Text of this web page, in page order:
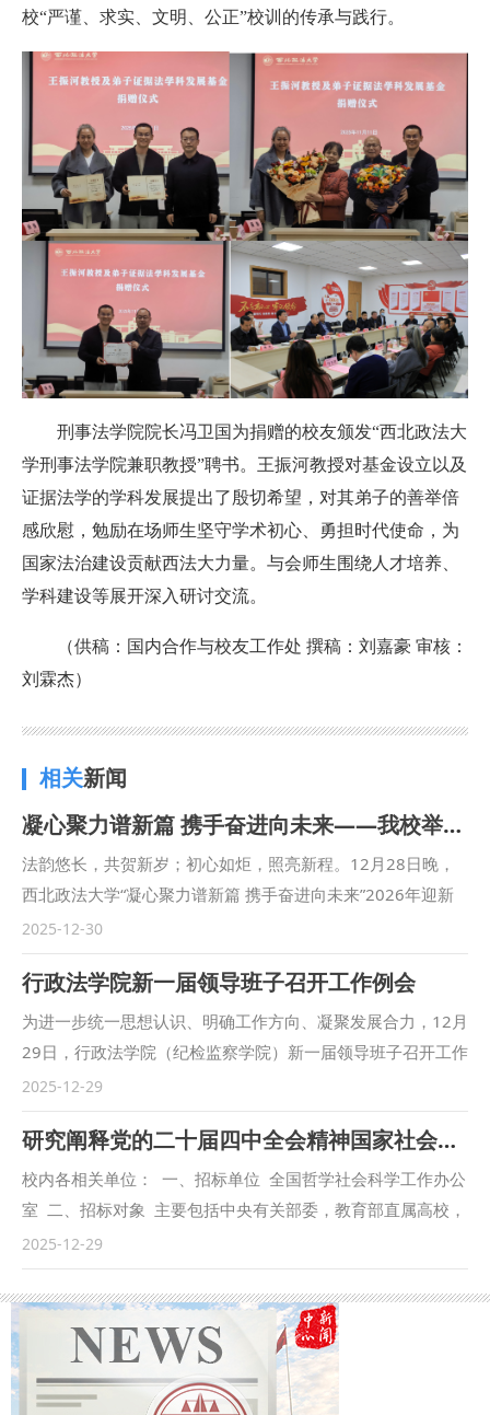
校“严谨、求实、文明、公正”校训的传承与践行。
刑事法学院院长冯卫国为捐赠的校友颁发“西北政法大
学刑事法学院兼职教授”聘书。王振河教授对基金设立以及
证据法学的学科发展提出了殷切希望，对其弟子的善举倍
感欣慰，勉励在场师生坚守学术初心、勇担时代使命，为
国家法治建设贡献西法大力量。与会师生围绕人才培养、
学科建设等展开深入研讨交流。
（供稿：国内合作与校友工作处 撰稿：刘嘉豪 审核：
刘霖杰）
相关新闻
凝心聚力谱新篇 携手奋进向未来——我校举办2026年迎新年联欢晚会
法韵悠长，共贺新岁；初心如炬，照亮新程。12月28日晚，
西北政法大学“凝心聚力谱新篇 携手奋进向未来”2026年迎新
年联欢晚会在长安校区满天星学术报告厅举行。校党委书记赵
万东等校领导和校党委委员出席活动，与师生代表欢聚一堂，
共同迎接新年的到来。 在晚会现场，赵万东代表学校党委、
行政发表深情致辞，向全校师生员工和离退休老领导、老同志
们致以诚挚问候与美好祝福。 赵万东在致辞中结合自己作
为“西法大新人”的感受谈到，一所好的大学，既要讲奋斗、讲
敬业、讲效率，也要讲文化、讲生态，这场晚会正是“有温度
的大学”该有的样子——在欢声笑语中增进理解，在情感共鸣
中凝聚认同，形成以人为本的关怀文化、深度融合的育人体
系、和谐共生的校园生态。 回顾2025年，赵万东用“极不平
课程建设取得多项突破，学生培养质量持续提高，国际合作与
服务社会成果显著。更令人倍感振奋的是学校的发展获得了上
级领导和社会各界的关注与支持，充分说明学校多年的积累和
努力正在被看见、被认可，在服务全面依法治国中的独特价值
2025-12-30
行政法学院新一届领导班子召开工作例会
为进一步统一思想认识、明确工作方向、凝聚发展合力，12月
29日，行政法学院（纪检监察学院）新一届领导班子召开工作
例会。学院党委书记高翔、院长李大勇、党委副书记樊丁，副
院长王玉兰、杜国强、周敏参加会议，全体班子成员围绕学院
重点工作深入交流探讨，剖析现存问题，谋划推进路径。 李
大勇强调新一届班子要以此次会议为契机，充分交流工作想
法，凝聚思想共识，梳理工作思路，为学院各项工作有序开展
筑牢基础。随后，班子成员逐一发言，结合自身工作实际，分
享工作思路与规划，深入剖析当前工作中存在的难点堵点问
题，并针对学院学科建设、人才培养、师资队伍建设、科研创
新、学生管理服务等重点工作，提出具体可行的推进举措。发
言过程中，大家坦诚交流、各抒己见，既立足岗位职责谈具体
工作，又着眼学院整体发展献言献策，充分展现了求真务实的
2025-12-29
研究阐释党的二十届四中全会精神国家社会科学基金重大专项招标公告
校内各相关单位： 一、招标单位 全国哲学社会科学工作办公
室 二、招标对象 主要包括中央有关部委，教育部直属高校，
省级以上党校（行政学院）、社科院、高校和重点研究基地，
军队系统重点院校和社科研究机构的研究人员。投标以责任单
位名义组织，多单位联合投标须确定一个责任单位。鼓励理论
工作部门与实际工作部门合作开展研究。 三、招标工作总的
要求 以习近平新时代中国特色社会主义思想为指导，深入贯
彻落实党的二十大和二十届历次全会精神，紧紧围绕习近平总
2025-12-29